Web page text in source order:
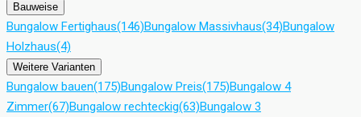
Bauweise
Bungalow Fertighaus(146)Bungalow Massivhaus(34)Bungalow
Holzhaus(4)
Weitere Varianten
Bungalow bauen(175)Bungalow Preis(175)Bungalow 4
Zimmer(67)Bungalow rechteckig(63)Bungalow 3